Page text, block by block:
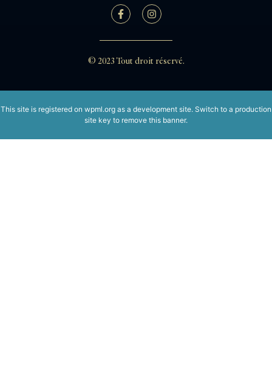
© 2023 Tout droit réservé.
This site is registered on wpml.org as a development site. Switch to a production
site key to remove this banner.